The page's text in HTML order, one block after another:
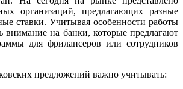
организаций, предлагающих разные
ставки. Учитывая особенности работы
внимание на банки, которые предлагают
для фрилансеров или сотрудников
предложений важно учитывать: